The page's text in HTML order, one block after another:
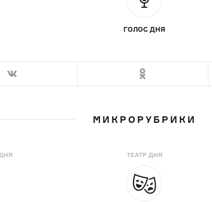
ГОЛОС ДНЯ
МИКРОРУБРИКИ
ТЕАТР ДНЯ